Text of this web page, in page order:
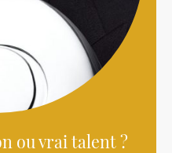
ou vrai talent ?